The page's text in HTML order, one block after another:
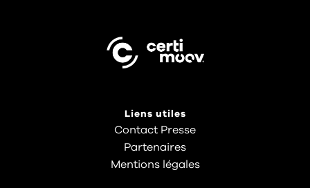
Liens utiles
Contact Presse
Partenaires
Mentions légales